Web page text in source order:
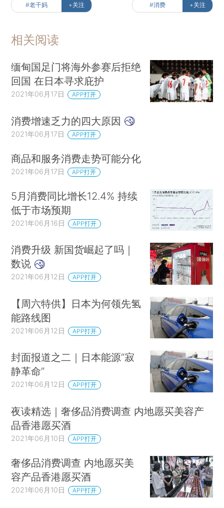
#老干妈 +关注 #消费 +关注
相关阅读
缅甸国足门将海外参赛后拒绝
回国 在日本寻求庇护
2021年06月17日 APP打开
消费增速乏力的四大原因
2021年06月17日 APP打开
商品和服务消费走势可能分化
2021年06月17日 APP打开
5月消费同比增长12.4% 持续
低于市场预期
2021年06月16日 APP打开
消费升级 新国货崛起了吗｜
数说
2021年06月12日 APP打开
【周六特供】日本为何领先氢
能路线图
2021年06月12日 APP打开
封面报道之二｜日本能源“寂
静革命”
2021年06月12日 APP打开
夜读精选｜奢侈品消费调查 内地愿买美容产
品香港愿买酒
2021年06月10日 APP打开
奢侈品消费调查 内地愿买美
容产品香港愿买酒
2021年06月10日 APP打开